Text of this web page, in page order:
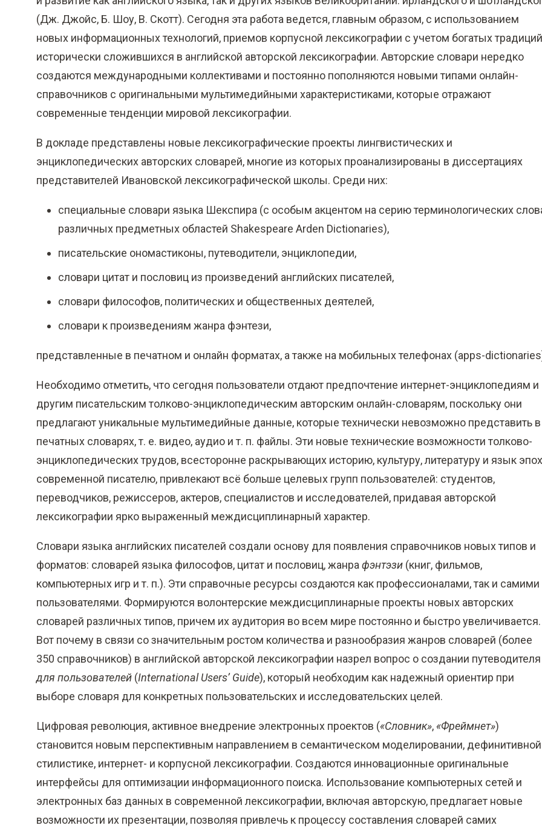
(Дж. Джойс, Б. Шоу, В. Скотт). Сегодня эта работа ведется, главным образом, с использованием
новых информационных технологий, приемов корпусной лексикографии с учетом богатых
исторически сложившихся в английской авторской лексикографии. Авторские словари нередко
создаются международными коллективами и постоянно пополняются новыми типами онлайн-
справочников с оригинальными мультимедийными характеристиками, которые отражают
современные тенденции мировой лексикографии.
В докладе представлены новые лексикографические проекты лингвистических и
энциклопедических авторских словарей, многие из которых проанализированы в диссертациях
представителей Ивановской лексикографической школы. Среди них:
специальные словари языка Шекспира (с особым акцентом на серию терминологических
различных предметных областей Shakespeare Arden Dictionaries),
писательские ономастиконы, путеводители, энциклопедии,
словари цитат и пословиц из произведений английских писателей,
словари философов, политических и общественных деятелей,
словари к произведениям жанра фэнтези,
представленные в печатном и онлайн форматах, а также на мобильных телефонах (apps-
Необходимо отметить, что сегодня пользователи отдают предпочтение интернет-энциклопедиям и
другим писательским толково-энциклопедическим авторским онлайн-словарям, поскольку они
предлагают уникальные мультимедийные данные, которые технически невозможно представить в
печатных словарях, т. е. видео, аудио и т. п. файлы. Эти новые технические возможности толково-
энциклопедических трудов, всесторонне раскрывающих историю, культуру, литературу и язык
современной писателю, привлекают всё больше целевых групп пользователей: студентов,
переводчиков, режиссеров, актеров, специалистов и исследователей, придавая авторской
лексикографии ярко выраженный междисциплинарный характер.
Словари языка английских писателей создали основу для появления справочников новых типов и
форматов: словарей языка философов, цитат и пословиц, жанра фэнтэзи (книг, фильмов,
компьютерных игр и т. п.). Эти справочные ресурсы создаются как профессионалами, так и самими
пользователями. Формируются волонтерские междисциплинарные проекты новых авторских
словарей различных типов, причем их аудитория во всем мире постоянно и быстро увеличивается.
Вот почему в связи со значительным ростом количества и разнообразия жанров словарей (более
350 справочников) в английской авторской лексикографии назрел вопрос о создании путеводителя
для пользователей (International Users’ Guide), который необходим как надежный ориентир при
выборе словаря для конкретных пользовательских и исследовательских целей.
Цифровая революция, активное внедрение электронных проектов («Словник», «Фреймнет»)
становится новым перспективным направлением в семантическом моделировании, дефинитивной
стилистике, интернет- и корпусной лексикографии. Создаются инновационные оригинальные
интерфейсы для оптимизации информационного поиска. Использование компьютерных сетей и
электронных баз данных в современной лексикографии, включая авторскую, предлагает новые
возможности их презентации, позволяя привлечь к процессу составления словарей самих